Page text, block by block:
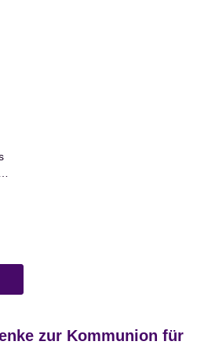
zur Kommunion für